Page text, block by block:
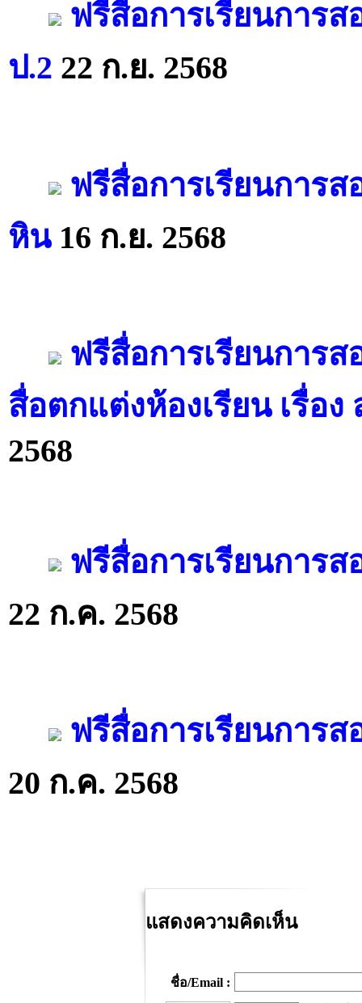
ฟรีสื่อการเรียนการ
ป.2 22 ก.ย. 2568
ฟรีสื่อการเรียนการส
หิน16 ก.ย. 2568
ฟรีสื่อการเรียนการ
สื่อตกแต่งห้องเรียน เรื่อ
2568
ฟรีสื่อการเรียนการ
22 ก.ค. 2568
ฟรีสื่อการเรียนการ
20 ก.ค. 2568
แสดงความคิดเห็น
ชื่อ/Email :